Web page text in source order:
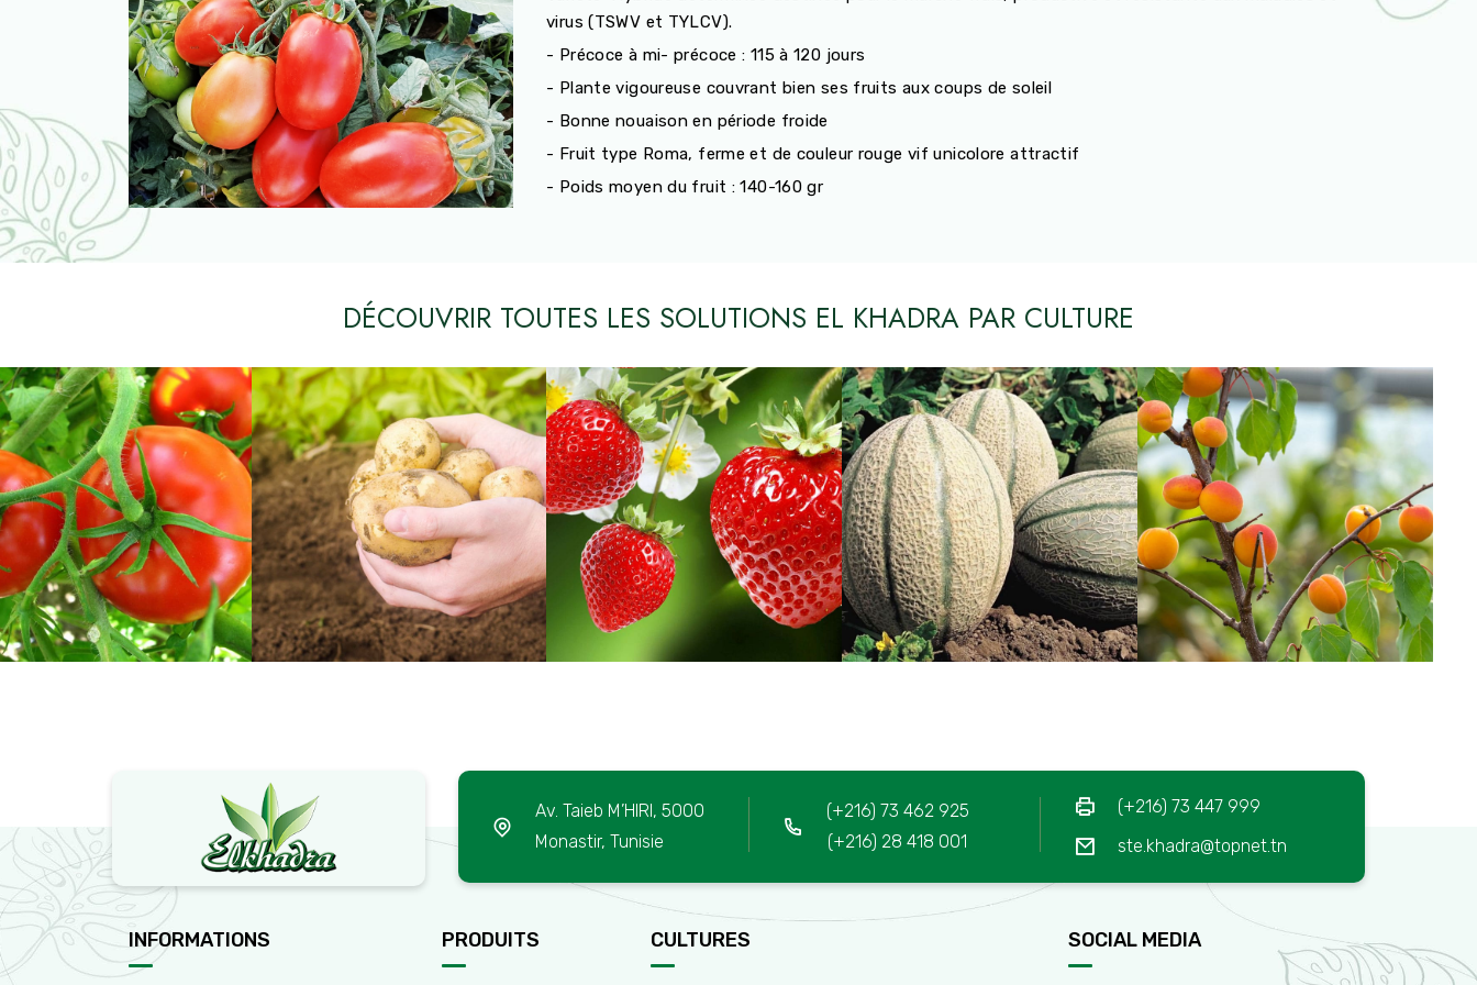
virus (TSWV et TYLCV).
- Précoce à mi- précoce : 115 à 120 jours
- Plante vigoureuse couvrant bien ses fruits aux coups de soleil
- Bonne nouaison en période froide
- Fruit type Roma, ferme et de couleur rouge vif unicolore attractif
- Poids moyen du fruit : 140-160 gr
DÉCOUVRIR TOUTES LES SOLUTIONS EL KHADRA PAR CULTURE
Av. Taieb M’HIRI, 5000
Monastir, Tunisie
(+216) 73 462 925
(+216) 28 418 001
(+216) 73 447 999
ste.khadra@topnet.tn
INFORMATIONS PRODUITS CULTURES SOCIAL MEDIA